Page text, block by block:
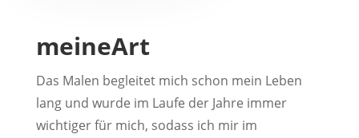
meineArt
Das Malen begleitet mich schon mein Leben
lang und wurde im Laufe der Jahre immer
wichtiger für mich, sodass ich mir im